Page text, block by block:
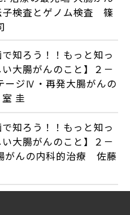
子検査とゲノム検査 篠
で知ろう！！もっと知っ
大腸がんのこと】２－
ージⅣ・再発大腸がんの
圭
で知ろう！！もっと知っ
大腸がんのこと】２－
がんの内科的治療 佐藤